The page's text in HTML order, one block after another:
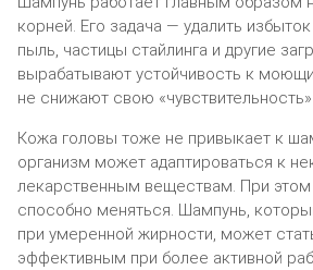
корней. Его задача — удалить
пыль, частицы стайлинга и другие
вырабатывают устойчивость к
не снижают свою
Кожа головы тоже не привыкает к
организм может адаптироваться к
лекарственным веществам. При
способно меняться. Шампунь,
при умеренной жирности, может
эффективным при более активной